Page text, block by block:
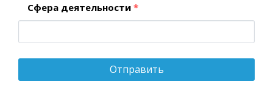
Сфера деятельности *